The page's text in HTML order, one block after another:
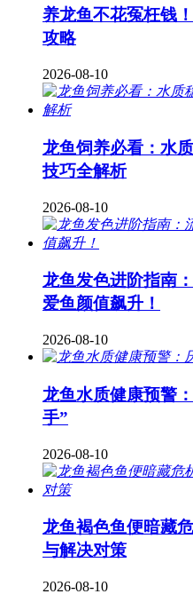
养龙鱼不花冤枉钱
攻略
2026-08-10
龙鱼饲养必看：水
技巧全解析
2026-08-10
龙鱼发色进阶指南
爱鱼颜值飙升！
2026-08-10
龙鱼水质健康预警
手”
2026-08-10
龙鱼褐色鱼便暗藏
与解决对策
2026-08-10